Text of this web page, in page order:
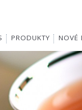
PRODUKTY NOVÉ